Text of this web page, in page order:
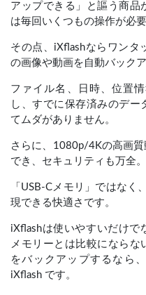
アップできる」と謳う商品
は毎回いくつもの操作が必
その点、iXflashならワンタ
の画像や動画を自動バックア
ファイル名、日時、位置
し、すでに保存済みのデー
てムダがありません。
さらに、1080p/4Kの高画
でき、セキュリティも万全。
「USB-Cメモリ」ではなく
現できる快適さです。
iXflashは使いやすいだけで
メモリーとは比較にならな
をバックアップするなら
iXflash です。